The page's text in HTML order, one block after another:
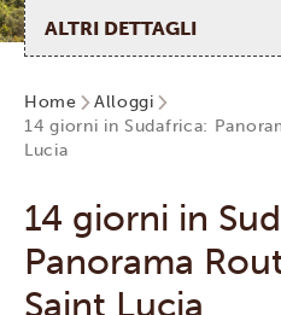
Seleziona pagina
Home
Alloggi
14 giorni in Sudafrica:
Lucia
14 giorni in
Panorama
Saint Lucia